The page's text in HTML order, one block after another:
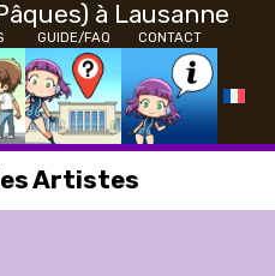
à Lausanne
GUIDE/FAQ CONTACT
Artistes